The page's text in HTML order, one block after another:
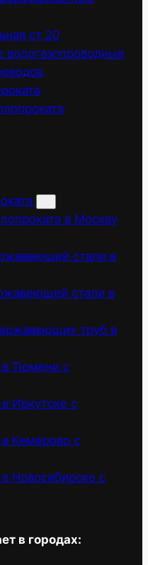
ст 20
водогазопроводные
в Москву
стали в
стали в
труб в
в Тюмени с
Иркутске с
Кемерово с
Новосибирске с
в городах: